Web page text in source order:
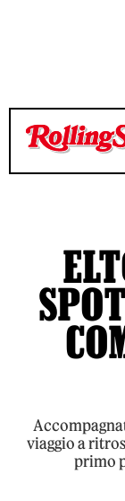
TEMPO DI
TEMPO DI
viaggio a
primo